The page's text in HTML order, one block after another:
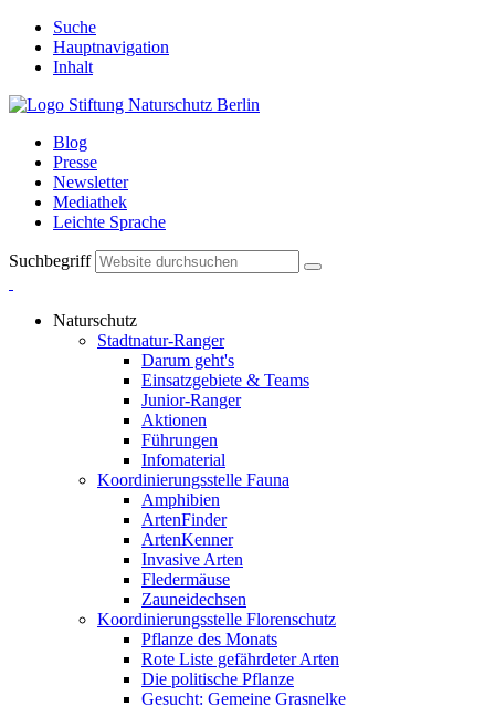
Suche
Hauptnavigation
Inhalt
Blog
Presse
Newsletter
Mediathek
Leichte Sprache
Suchbegriff
Naturschutz
Stadtnatur-Ranger
Darum geht's
Einsatzgebiete & Teams
Junior-Ranger
Aktionen
Führungen
Infomaterial
Koordinierungsstelle Fauna
Amphibien
ArtenFinder
ArtenKenner
Invasive Arten
Fledermäuse
Zauneidechsen
Koordinierungsstelle Florenschutz
Pflanze des Monats
Rote Liste gefährdeter Arten
Die politische Pflanze
Gesucht: Gemeine Grasnelke